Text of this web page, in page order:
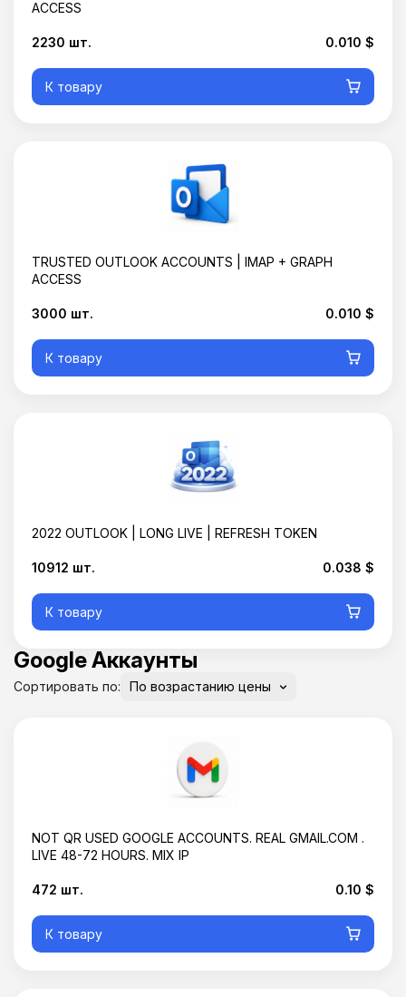
ACCESS
2230 шт. 0.010 $
К товару
TRUSTED OUTLOOK ACCOUNTS | IMAP + GRAPH
ACCESS
3000 шт. 0.010 $
К товару
2022 OUTLOOK | LONG LIVE | REFRESH TOKEN
10912 шт. 0.038 $
К товару
Google Аккаунты
Сортировать по:
NOT QR USED GOOGLE ACCOUNTS. REAL GMAIL.COM .
LIVE 48-72 HOURS. MIX IP
472 шт. 0.10 $
К товару